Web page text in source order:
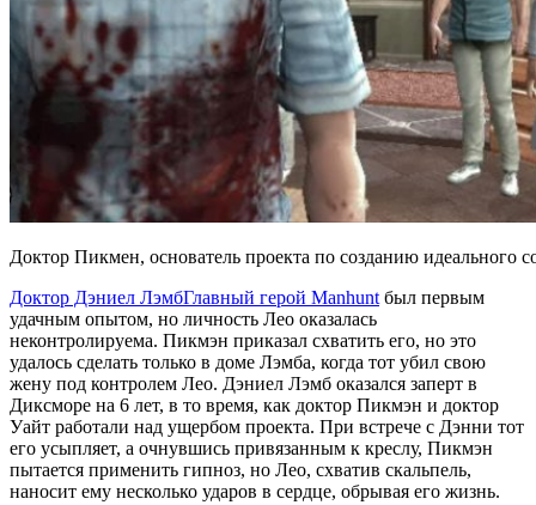
Доктор Пикмен, основатель проекта по созданию идеального
Доктор Дэниел ЛэмбГлавный герой Manhunt был первым
удачным опытом, но личность Лео оказалась
неконтролируема. Пикмэн приказал схватить его, но это
удалось сделать только в доме Лэмба, когда тот убил свою
жену под контролем Лео. Дэниел Лэмб оказался заперт в
Диксморе на 6 лет, в то время, как доктор Пикмэн и доктор
Уайт работали над ущербом проекта. При встрече с Дэнни тот
его усыпляет, а очнувшись привязанным к креслу, Пикмэн
пытается применить гипноз, но Лео, схватив скальпель,
наносит ему несколько ударов в сердце, обрывая его жизнь.